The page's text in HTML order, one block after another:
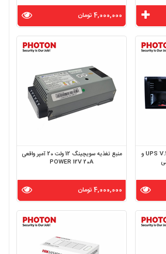
4,000,000 تومان
رک UPS دار فوتون مجهز به UPS V.402 و
منبع تغذیه سویچینگ 12 ولت 20 آمپر واقعی
POWER 12V 20A
4,000,000 تومان